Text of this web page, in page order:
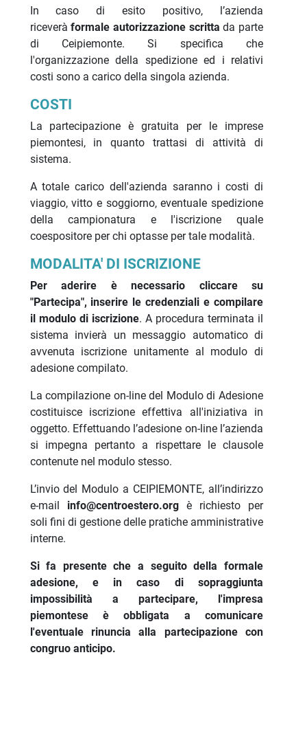
In caso di esito positivo, l’azienda
riceveràformale autorizzazione scritta da parte
di Ceipiemonte. Si specifica che
l'organizzazione della spedizione ed i relativi
costi sono a carico della singola azienda.
COSTI
La partecipazione è gratuita per le imprese
piemontesi, in quanto trattasi di attività di
sistema.
A totale carico dell'azienda saranno i costi di
viaggio, vitto e soggiorno, eventuale spedizione
della campionatura e l'iscrizione quale
coespositore per chi optasse per tale modalità.
MODALITA' DI ISCRIZIONE
Per aderire è necessario cliccare su
"Partecipa", inserire le credenziali e compilare
il modulo di iscrizione. A procedura terminata il
sistema invierà un messaggio automatico di
avvenuta iscrizione unitamente al modulo di
adesione compilato.
La compilazione on-line del Modulo di Adesione
costituisce iscrizione effettiva all'iniziativa in
oggetto. Effettuando l’adesione on-line l’azienda
si impegna pertanto a rispettare le clausole
contenute nel modulo stesso.
L’invio del Modulo a CEIPIEMONTE, all’indirizzo
e-mail
info@centroestero.orgè richiesto per
soli fini di gestione delle pratiche amministrative
interne.
Si fa presente che a seguito della formale
adesione, e in caso di sopraggiunta
impossibilità a partecipare, l'impresa
piemontese è obbligata a comunicare
l'eventuale rinuncia alla partecipazione con
congruo anticipo.